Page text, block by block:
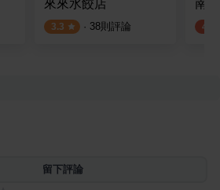
來來水餃店
3.3 · 38則評論
南
4.0
留下評論